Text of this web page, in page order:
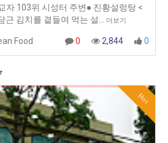
자 103위 시성터 주변● 진황설렁탕 <
근 김치를 곁들여 먹는 설…
더보기
Food 0 2,844 0
Hot